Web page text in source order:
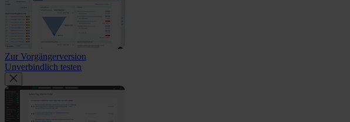
Zur Vorgängerversion
Unverbindlich testen